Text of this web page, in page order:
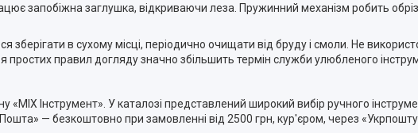
запобіжна заглушка, відкриваючи леза. Пружинний механізм робить
в сухому місці, періодично очищати від бруду і смоли. Не
правил догляду значно збільшить термін служби улюбленого
«MIX Інструмент». У каталозі представлений широкий вибір ручного
— безкоштовно при замовленні від 2500 грн, кур'єром, через